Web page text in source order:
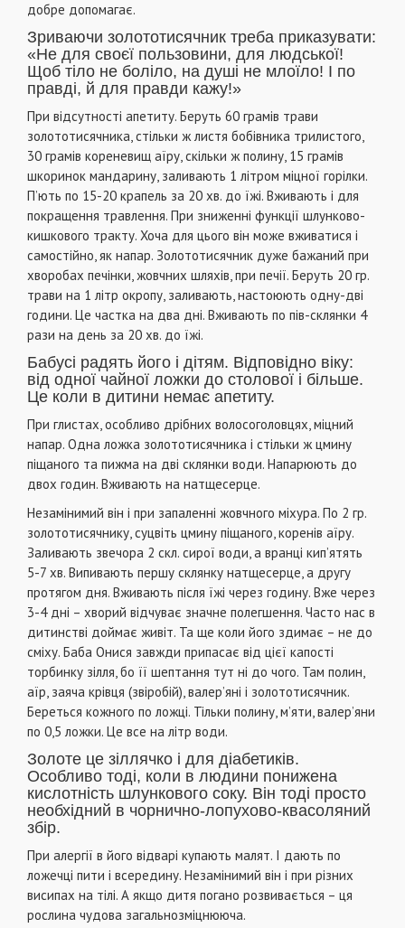
добре допомагає.
Зриваючи золототисячник треба приказувати:
«Не для своєї пользовини, для людської!
Щоб тіло не боліло, на душі не млоїло! І по
правді, й для правди кажу!»
При відсутності апетиту. Беруть 60 грамів трави
золототисячника, стільки ж листя бобівника трилистого,
30 грамів кореневищ аїру, скільки ж полину, 15 грамів
шкоринок мандарину, заливають 1 літром міцної горілки.
П’ють по 15-20 крапель за 20 хв. до їжі. Вживають і для
покращення травлення. При зниженні функції шлунково-
кишкового тракту. Хоча для цього він може вживатися і
самостійно, як напар. Золототисячник дуже бажаний при
хворобах печінки, жовчних шляхів, при печії. Беруть 20 гр.
трави на 1 літр окропу, заливають, настоюють одну-дві
години. Це частка на два дні. Вживають по пів-склянки 4
рази на день за 20 хв. до їжі.
Бабусі радять його і дітям. Відповідно віку:
від одної чайної ложки до столової і більше.
Це коли в дитини немає апетиту.
При глистах, особливо дрібних волосоголовцях, міцний
напар. Одна ложка золототисячника і стільки ж цмину
піщаного та пижма на дві склянки води. Напарюють до
двох годин. Вживають на натщесерце.
Незамінимий він і при запаленні жовчного міхура. По 2 гр.
золототисячнику, суцвіть цмину піщаного, коренів аїру.
Заливають звечора 2 скл. сирої води, а вранці кип’ятять
5-7 хв. Випивають першу склянку натщесерце, а другу
протягом дня. Вживають після їжі через годину. Вже через
3-4 дні – хворий відчуває значне полегшення. Часто нас в
дитинстві доймає живіт. Та ще коли його здимає – не до
сміху. Баба Онися завжди припасає від цієї капості
торбинку зілля, бо її шептання тут ні до чого. Там полин,
аїр, заяча крівця (звіробій), валер’яні і золототисячник.
Береться кожного по ложці. Тільки полину, м’яти, валер’яни
по 0,5 ложки. Це все на літр води.
Золоте це зіллячко і для діабетиків.
Особливо тоді, коли в людини понижена
кислотність шлункового соку. Він тоді просто
необхідний в чорнично-лопухово-квасоляний
збір.
При алергії в його відварі купають малят. І дають по
ложечці пити і всередину. Незамінимий він і при різних
висипах на тілі. А якщо дитя погано розвивається – ця
рослина чудова загальнозміцнююча.